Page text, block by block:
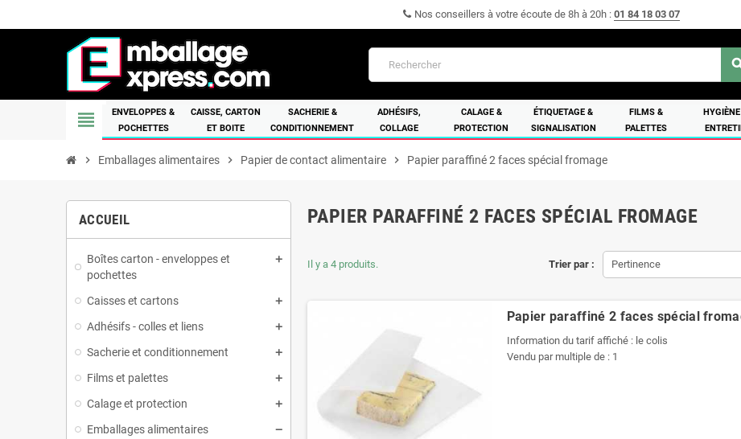
Nos conseillers à votre écoute de 8h à 20h : 01 84 18 03 07
view_headline
ENVELOPPES &
POCHETTES
CAISSE, CARTON
ET BOITE
SACHERIE &
CONDITIONNEMENT
ADHÉSIFS,
COLLAGE
CALAGE &
PROTECTION
ÉTIQUETAGE &
SIGNALISATION
FILMS &
PALETTES
chevron_right Emballages alimentaires chevron_right Papier de contact alimentaire chevron_right Papier paraffiné 2 faces spécial fromage
ACCUEIL
Boîtes carton - enveloppes et
pochettes
Caisses et cartons
Adhésifs - colles et liens
Sacherie et conditionnement
Films et palettes
Calage et protection
Emballages alimentaires
PAPIER PARAFFINÉ 2 FACES SPÉCIAL FROMAGE
Trier par : Pertinence
Il y a 4 produits.
Papier paraffiné 2 faces spécial
Information du tarif affiché : le colis
Vendu par multiple de : 1